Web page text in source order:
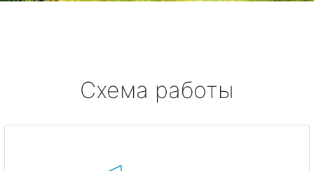
Схема работы